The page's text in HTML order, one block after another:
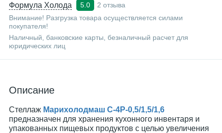
Формула Холода 5.0
2 отзыва
Внимание! Разгрузка товара осуществляется силами
покупателя!
Наличный, банковские карты, безналичный расчет для
юридических лиц
Описание
Стеллаж Марихолодмаш С-4Р-0,5/1,5/1,6
предназначен для хранения кухонного инвентаря и
упакованных пищевых продуктов с целью увеличения